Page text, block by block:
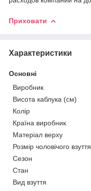
Приховати
Характеристики
Основні
Виробник
Висота каблука (см)
Колір
Країна виробник
Матеріал верху
Розмір чоловічого взуття
Сезон
Стан
Вид взуття